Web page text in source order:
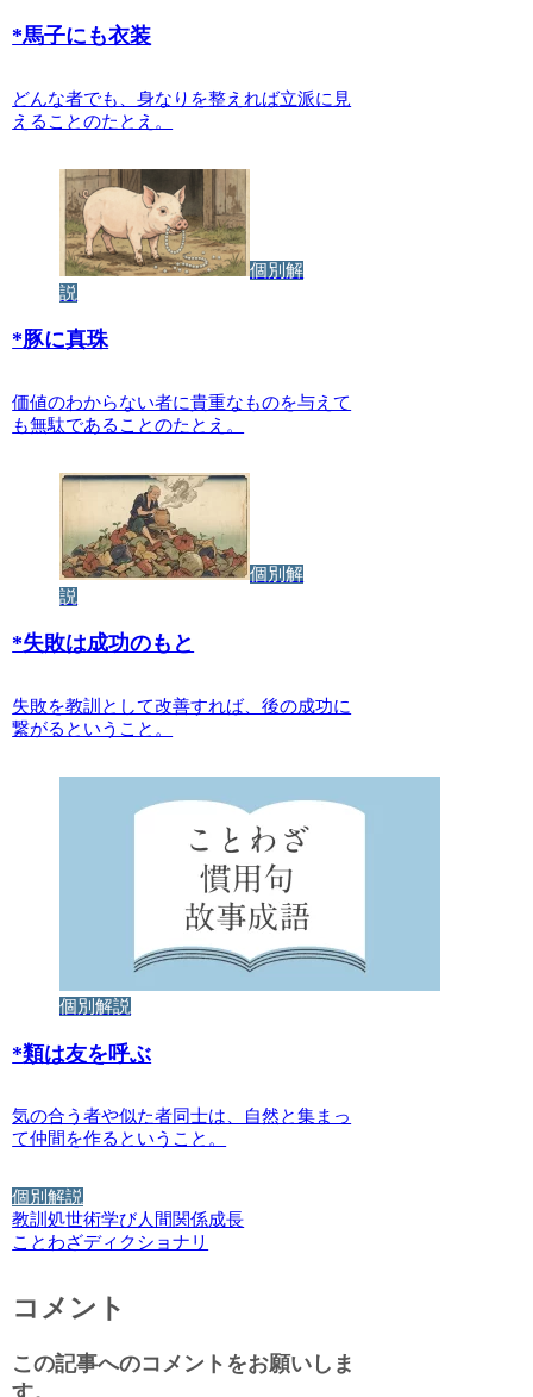
*馬子にも衣装
どんな者でも、身なりを整えれば立派に見
えることのたとえ。
個別解
説
*豚に真珠
価値のわからない者に貴重なものを与えて
も無駄であることのたとえ。
個別解
説
*失敗は成功のもと
失敗を教訓として改善すれば、後の成功に
繋がるということ。
個別解説
*類は友を呼ぶ
気の合う者や似た者同士は、自然と集まっ
て仲間を作るということ。
個別解説
教訓処世術学び人間関係成長
ことわざディクショナリ
コメント
この記事へのコメントをお願いしま
す。